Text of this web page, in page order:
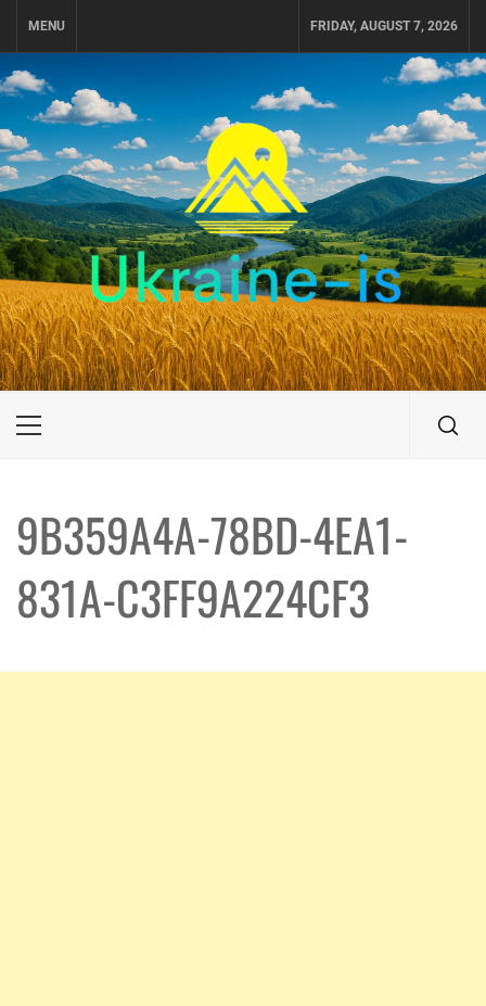
MENU FRIDAY, AUGUST 7, 2026
UKRAINE-IS
ПУТЕШЕСТВИЕ ПО УКРАИНЕ
Primary
9B359A4A-78BD-4EA1-
831A-C3FF9A224CF3